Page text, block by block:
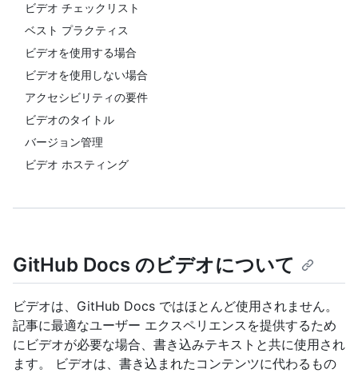
ビデオ チェックリスト
ベスト プラクティス
ビデオを使用する場合
ビデオを使用しない場合
アクセシビリティの要件
ビデオのタイトル
バージョン管理
ビデオ ホスティング
GitHub Docs のビデオについて
ビデオは、GitHub Docs ではほとんど使用されません。
記事に最適なユーザー エクスペリエンスを提供するため
にビデオが必要な場合、書き込みテキストと共に使用され
ます。 ビデオは、書き込まれたコンテンツに代わるもの